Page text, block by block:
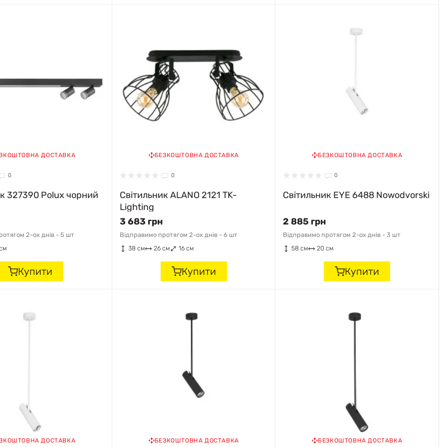
ДОСТАВКА
0
327390 Polux чорний
2-ох днів - 5 шт
Купити
БЕЗКОШТОВНА ДОСТАВКА
0
Світильник ALANO 2121 TK-
Lighting
3 683 грн
Відправимо протягом 2-ох днів - 6 шт
38 см
26 см 16 см
Купити
БЕЗКОШТОВНА ДОСТАВКА
0
Світильник EYE 6488 Nowodvorski
2 885 грн
Відправимо протягом 2-ох днів -3 шт
58 см
20 см
Купити
ДОСТАВКА БЕЗКОШТОВНА ДОСТАВКА БЕЗКОШТОВНА ДОСТАВКА